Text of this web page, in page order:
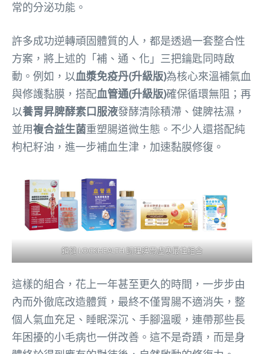
常的分泌功能。
許多成功逆轉頑固體質的人，都是透過一套整合性
方案，將上述的「補、通、化」三把鑰匙同時啟
動。例如，以血漿免疫丹(升級版)為核心來溫補氣血
與修護黏膜，搭配血管通(升級版)確保循環無阻；再
以養胃昇脾酵素口服液發酵清除積滯、健脾祛濕，
並用複合益生菌重塑腸道微生態。不少人還搭配純
枸杞籽油，進一步補血生津，加速黏膜修復。
鎖健 LOCKHEALTH 調理脾胃虛寒最佳組合
這樣的組合，花上一年甚至更久的時間，一步步由
內而外徹底改造體質，最終不僅胃腸不適消失，整
個人氣血充足、睡眠深沉、手腳溫暖，連帶那些長
年困擾的小毛病也一併改善。這不是奇蹟，而是身